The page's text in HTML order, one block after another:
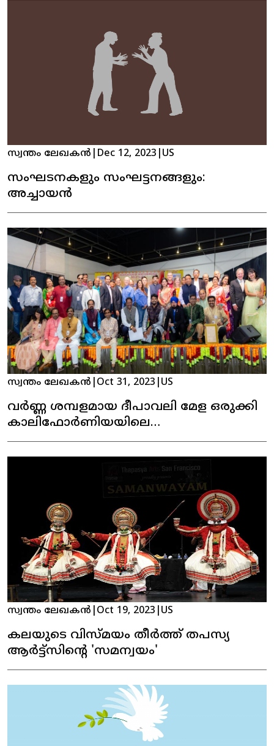
സ്വന്തം ലേഖകൻ Dec 12, 2023 US
സംഘടനകളും സംഘട്ടനങ്ങളും:
അച്ചായൻ
സ്വന്തം ലേഖകൻ Oct 31, 2023 US
വർണ്ണ ശമ്പളമായ ദീപാവലി മേള ഒരുക്കി
കാലിഫോർണിയയിലെ
അസോസിയേഷൻ ഓഫ് ഇൻഡോ
അമേരിക്കൻ ( AiA)
സ്വന്തം ലേഖകൻ Oct 19, 2023 US
കലയുടെ വിസ്മയം തീർത്ത് തപസ്യ
ആർട്ട്സിന്റെ 'സമന്വയം'